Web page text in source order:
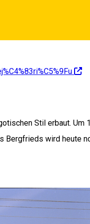
Stil erbaut.
Bergfrieds wird heute